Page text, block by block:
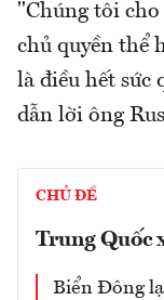
"Chúng tôi cho
chủ quyền thể
là điều hết sức
dẫn lời ông
CHỦ ĐỀ
Trung Quốc
Biển Đông